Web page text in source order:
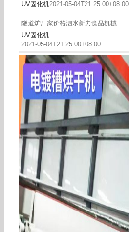
UV固化机2021-05-04T21:25:00+08:00
隧道炉厂家价格泗水新力食品机械
UV固化机
2021-05-04T21:25:00+08:00